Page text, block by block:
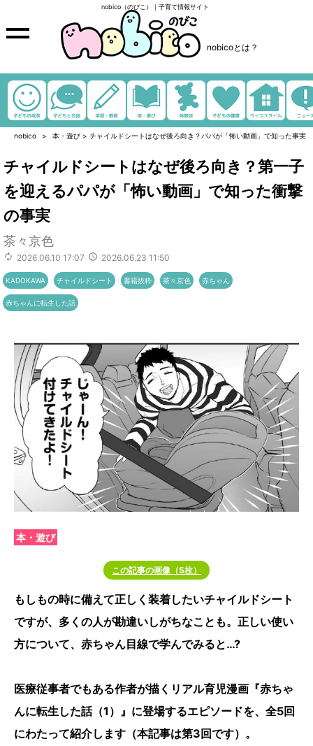
nobico（のびこ）｜子育て情報サイト
nobicoとは？
nobico 本・遊び > チャイルドシートはなぜ後ろ向き？パパが「怖い動画」で知った事実
チャイルドシートはなぜ後ろ向き？第一子
を迎えるパパが「怖い動画」で知った衝撃
の事実
茶々京色
2026.06.10 17:07 2026.06.23 11:50
KADOKAWA チャイルドシート 書籍抜粋 茶々京色 赤ちゃん
赤ちゃんに転生した話
本・遊び
この記事の画像（5枚）
もしもの時に備えて正しく装着したいチャイルドシート
ですが、多くの人が勘違いしがちなことも。正しい使い
方について、赤ちゃん目線で学んでみると…?
医療従事者でもある作者が描くリアル育児漫画『赤ちゃ
んに転生した話（1）』に登場するエピソードを、全5回
にわたって紹介します（本記事は第3回です）。